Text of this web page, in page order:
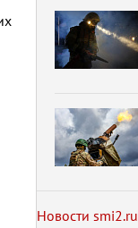
Новости smi2.ru